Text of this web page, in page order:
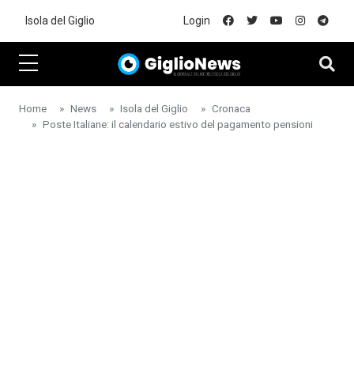
Isola del Giglio Login
Home News Isola del Giglio
Cronaca
Poste Italiane: il calendario estivo del pagamento pensioni